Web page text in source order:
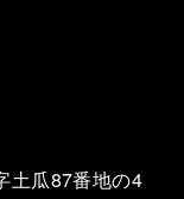
土瓜87番地の4